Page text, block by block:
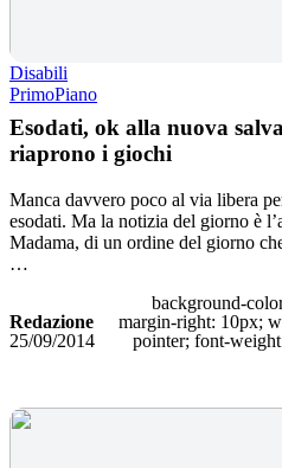
Disabili
PrimoPiano
Esodati, ok alla nuova
riaprono i giochi
Manca davvero poco al via libera
esodati. Ma la notizia del giorno è
Madama, di un ordine del giorno
…
Redazione
25/09/2014
background-
margin-right: 10px;
pointer; font-